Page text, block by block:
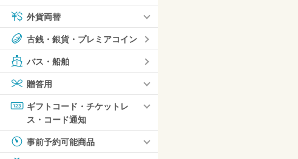
外貨両替
古銭・銀貨・プレミアコイン
バス・船舶
贈答用
ギフトコード・チケットレ
ス・コード通知
事前予約可能商品